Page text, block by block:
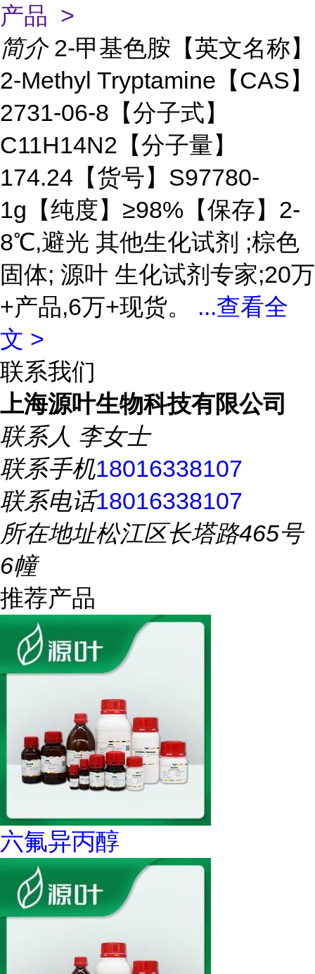
产品 >
简介 2-甲基色胺【英文名称】
2-Methyl Tryptamine【CAS】
2731-06-8【分子式】
C11H14N2【分子量】
174.24【货号】S97780-
1g【纯度】≥98%【保存】2-
8℃,避光 其他生化试剂 ;棕色
固体; 源叶 生化试剂专家;20万
+产品,6万+现货。 ...查看全
文 >
联系我们
上海源叶生物科技有限公司
联系人 李女士
联系手机18016338107
联系电话18016338107
所在地址松江区长塔路465号
6幢
推荐产品
六氟异丙醇